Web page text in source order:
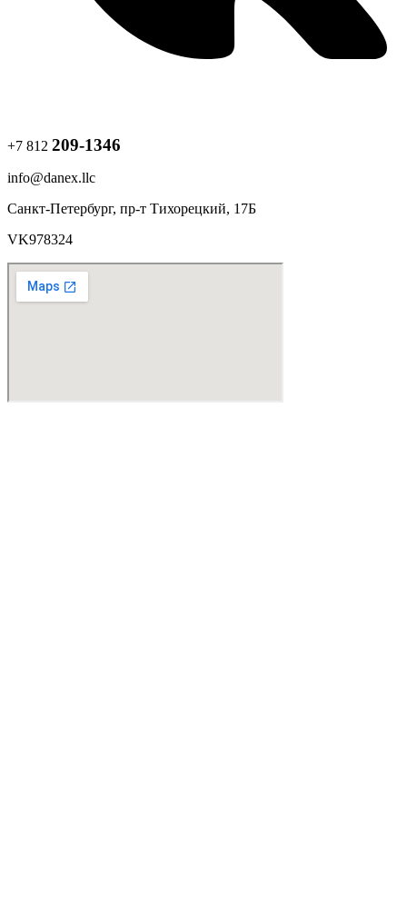
+7 812 209-1346
info@danex.llc
Санкт-Петербург, пр-т Тихорецкий, 17Б
VK978324